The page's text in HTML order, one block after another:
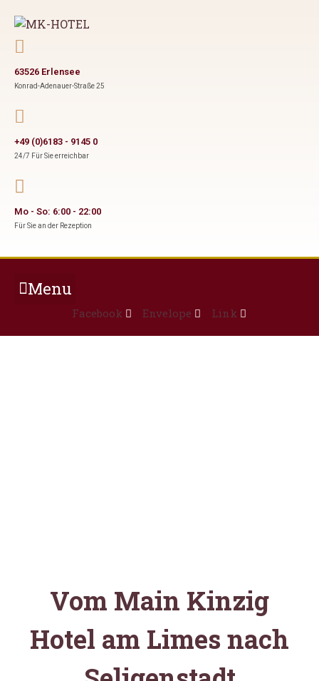
63526 Erlensee
Konrad-Adenauer-Straße 25
+49 (0)6183 - 9145 0
24/7 Für Sie erreichbar
Mo - So: 6:00 - 22:00
Für Sie an der Rezeption
Menu
Facebook Envelope Link
Vom Main Kinzig
Hotel am Limes nach